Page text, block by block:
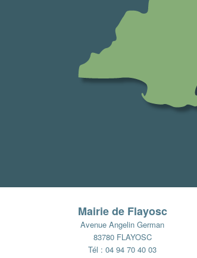
Mairie de Flayosc
Avenue Angelin German
83780 FLAYOSC
Tél : 04 94 70 40 03